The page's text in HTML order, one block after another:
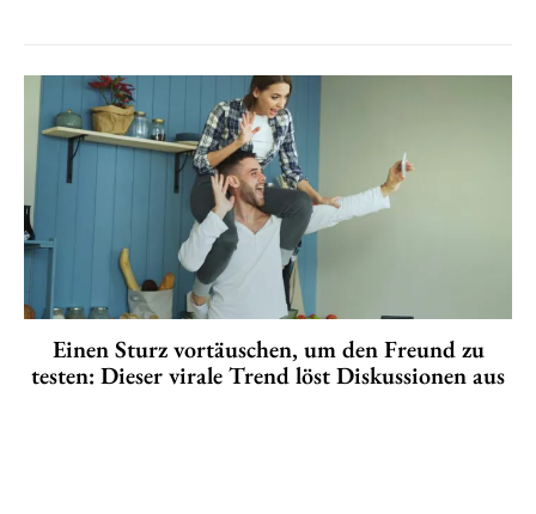
Einen Sturz vortäuschen, um den Freund zu
testen: Dieser virale Trend löst Diskussionen aus